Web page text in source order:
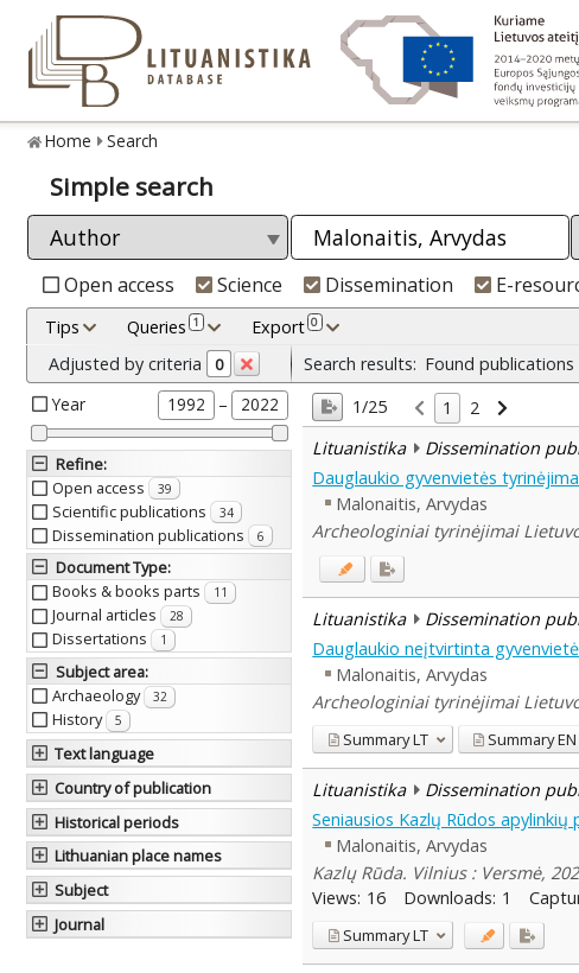
Home Search
Simple search
Open access Science Dissemination E-
Tips Queries 1 Export 0
Adjusted by criteria 0
Year 1992 – 2022
Refine:
Open access
39
Scientific publications 34
Dissemination publications 6
Document Type:
Books & books parts
11
Journal articles 28
Dissertations 1
Subject area:
Archaeology
32
History 5
Text language
Country of publication
Historical periods
Lithuanian place names
Subject
Journal
Search results: Found publications
1/25
1 2
Lituanistika
Dissemination
Dauglaukio gyvenvietės
Malonaitis, Arvydas
Archeologiniai tyrinėjimai
Lituanistika Dissemination
Dauglaukio neįtvirtinta gyvenvietė
Malonaitis, Arvydas
Archeologiniai tyrinėjimai
SummaryLT SummaryEN
Lituanistika Dissemination
Seniausios Kazlų Rūdos apylinkių
Malonaitis, Arvydas
Kazlų Rūda. Vilnius : Versmė,
Views: 16 Downloads: 1
SummaryLT